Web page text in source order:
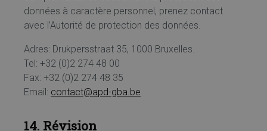
données à caractère personnel, prenez contact
avec l’Autorité de protection des données.
Adres: Drukpersstraat 35, 1000 Bruxelles.
Tel: +32 (0)2 274 48 00
Fax: +32 (0)2 274 48 35
Email: contact@apd-gba.be
14. Révision